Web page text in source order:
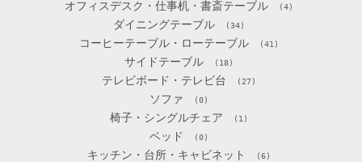
オフィスデスク・仕事机・書斎テーブル (4)
ダイニングテーブル (34)
コーヒーテーブル・ローテーブル (41)
サイドテーブル (18)
テレビボード・テレビ台 (27)
ソファ (0)
椅子・シングルチェア (1)
ベッド (0)
キッチン・台所・キャビネット (6)